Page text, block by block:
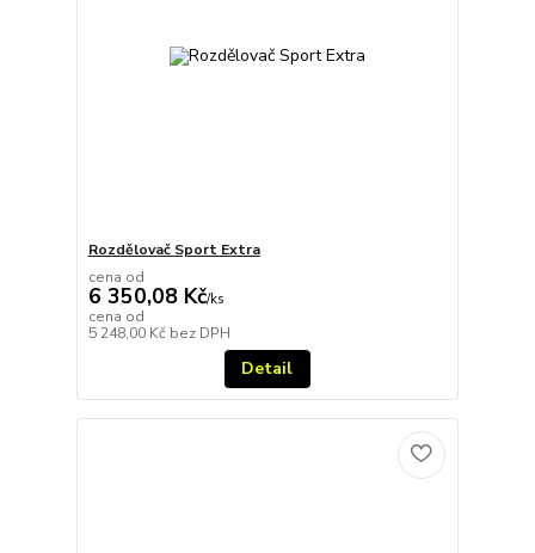
Rozdělovač Sport Extra
cena od
6 350,08 Kč/ks
cena od
5 248,00 Kč bez DPH
Detail